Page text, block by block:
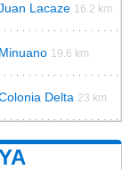
Lacaze 16.2 km
Minuano 19.6 km
Delta 23 km